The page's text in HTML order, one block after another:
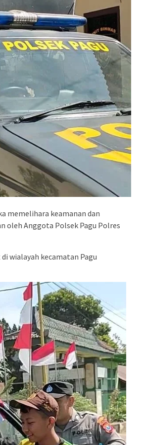
memelihara keamanan dan
oleh Anggota Polsek Pagu Polres
wialayah kecamatan Pagu